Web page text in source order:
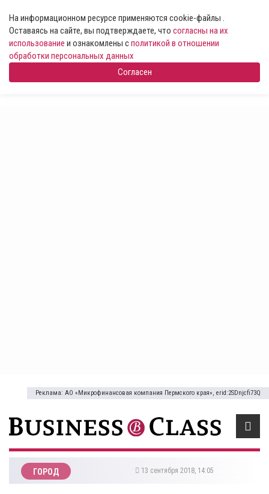
На информационном ресурсе применяются cookie-файлы .
Оставаясь на сайте, вы подтверждаете, что согласны на их
использование и ознакомлены сполитикой в отношении
обработки персональных данных
Согласен
Реклама: АО «Микрофинансовая компания Пермского края», erid:2SDnjcfi73Q
ГОРОД 13 сентября 2018, 14:05